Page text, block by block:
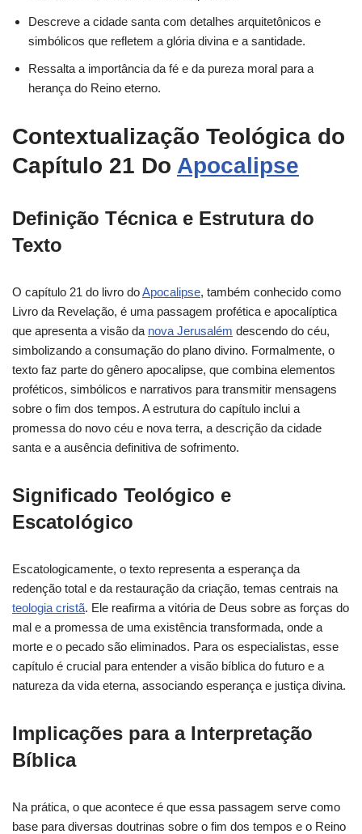
Descreve a cidade santa com detalhes arquitetônicos e
simbólicos que refletem a glória divina e a santidade.
Ressalta a importância da fé e da pureza moral para a
herança do Reino eterno.
Contextualização Teológica do
Capítulo 21 Do Apocalipse
Definição Técnica e Estrutura do
Texto
O capítulo 21 do livro doApocalipse, também conhecido como
Livro da Revelação, é uma passagem profética e apocalíptica
que apresenta a visão da nova Jerusalém descendo do céu,
simbolizando a consumação do plano divino. Formalmente, o
texto faz parte do gênero apocalipse, que combina elementos
proféticos, simbólicos e narrativos para transmitir mensagens
sobre o fim dos tempos. A estrutura do capítulo inclui a
promessa do novo céu e nova terra, a descrição da cidade
santa e a ausência definitiva de sofrimento.
Significado Teológico e
Escatológico
Escatologicamente, o texto representa a esperança da
redenção total e da restauração da criação, temas centrais na
teologia cristã. Ele reafirma a vitória de Deus sobre as forças do
mal e a promessa de uma existência transformada, onde a
morte e o pecado são eliminados. Para os especialistas, esse
capítulo é crucial para entender a visão bíblica do futuro e a
natureza da vida eterna, associando esperança e justiça divina.
Implicações para a Interpretação
Bíblica
Na prática, o que acontece é que essa passagem serve como
base para diversas doutrinas sobre o fim dos tempos e o Reino